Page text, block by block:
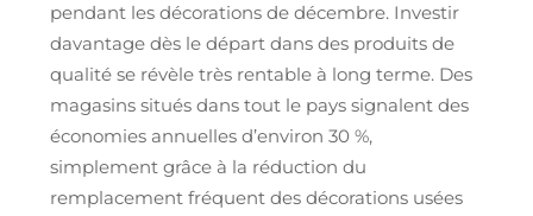
pendant les décorations de décembre. Investir
davantage dès le départ dans des produits de
qualité se révèle très rentable à long terme. Des
magasins situés dans tout le pays signalent des
économies annuelles d’environ 30 %,
simplement grâce à la réduction du
remplacement fréquent des décorations usées